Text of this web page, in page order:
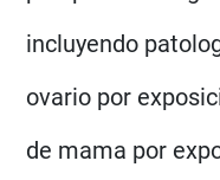
incluyendo
ovario por
de mama por